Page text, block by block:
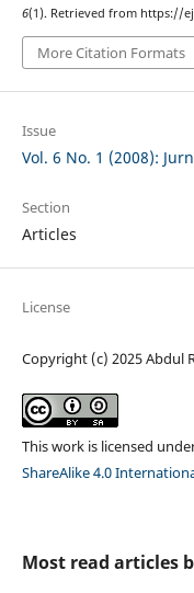
6(1). Retrieved from https://
More Citation Formats
Issue
Vol. 6 No. 1 (2008):
Section
Articles
License
Copyright (c) 2025 Abdul
This work is licensed
ShareAlike 4.0
Most read articles